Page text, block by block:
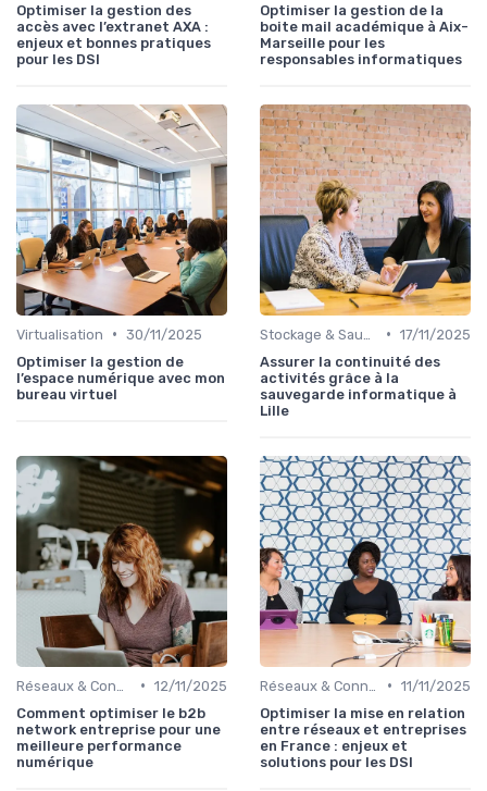
Optimiser la gestion des
accès avec l’extranet AXA :
enjeux et bonnes pratiques
pour les DSI
Optimiser la gestion de la
boite mail académique à Aix-
Marseille pour les
responsables informatiques
Virtualisation • 30/11/2025
Optimiser la gestion de
l’espace numérique avec mon
bureau virtuel
• 17/11/2025
Assurer la continuité des
activités grâce à la
sauvegarde informatique à
Lille
• 12/11/2025
Comment optimiser le b2b
network entreprise pour une
meilleure performance
numérique
• 11/11/2025
Optimiser la mise en relation
entre réseaux et entreprises
en France : enjeux et
solutions pour les DSI